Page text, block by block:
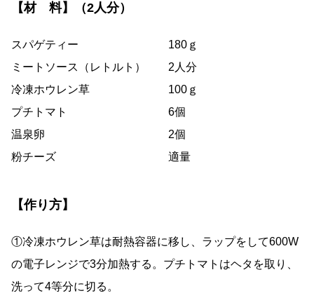
【材 料】（2人分）
スパゲティー 180ｇ
ミートソース（レトルト） 2人分
冷凍ホウレン草 100ｇ
プチトマト 6個
温泉卵 2個
粉チーズ 適量
【作り方】
①冷凍ホウレン草は耐熱容器に移し、ラップをして600W
の電子レンジで3分加熱する。プチトマトはヘタを取り、
洗って4等分に切る。